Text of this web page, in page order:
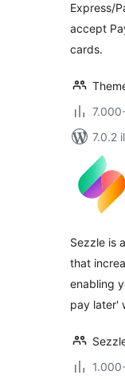
Express/
accept
cards.
7.0.2
Sezzle is
that
enabling
pay later'